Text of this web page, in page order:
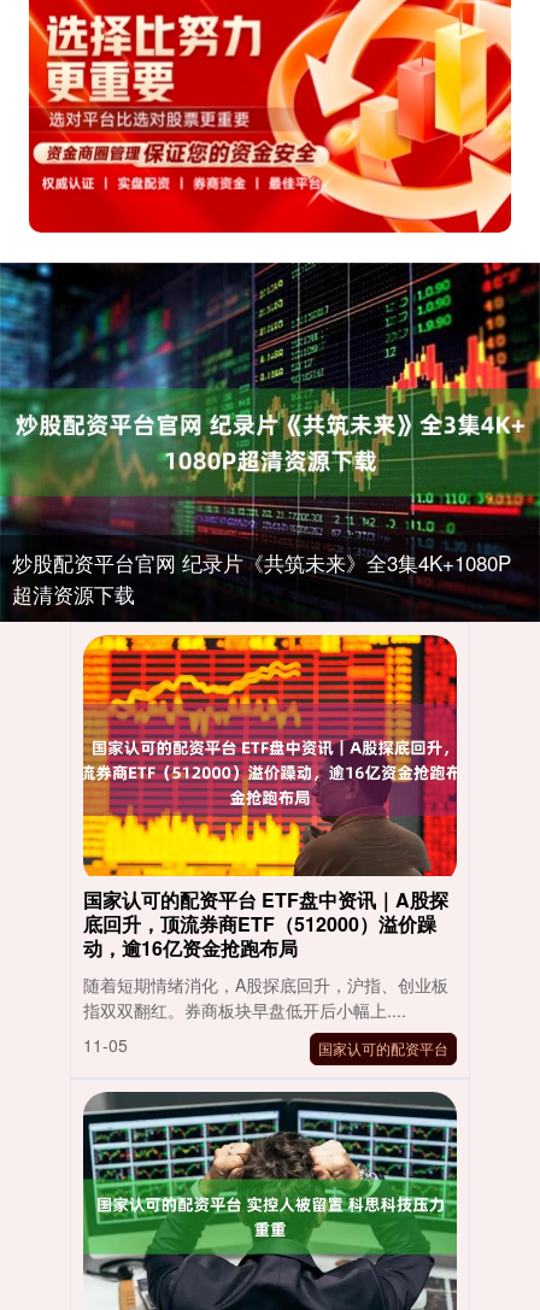
炒股配资平台官网 纪录片《共筑未来》全3集4K+1080P
超清资源下载
国家认可的配资平台 ETF盘中资讯｜A股探
底回升，顶流券商ETF（512000）溢价躁
动，逾16亿资金抢跑布局
随着短期情绪消化，A股探底回升，沪指、创业板
指双双翻红。券商板块早盘低开后小幅上....
11-05
国家认可的配资平台